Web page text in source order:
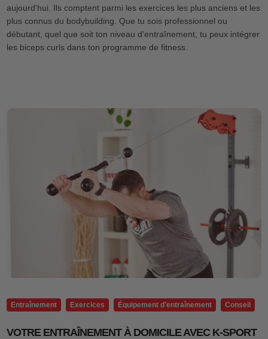
aujourd'hui. Ils comptent parmi les exercices les plus anciens et les
plus connus du bodybuilding. Que tu sois professionnel ou
débutant, quel que soit ton niveau d'entraînement, tu peux intégrer
les biceps curls dans ton programme de fitness.
Entraînement Exercices Équipement d'entraînement Conseil
VOTRE ENTRAÎNEMENT À DOMICILE AVEC K-SPORT